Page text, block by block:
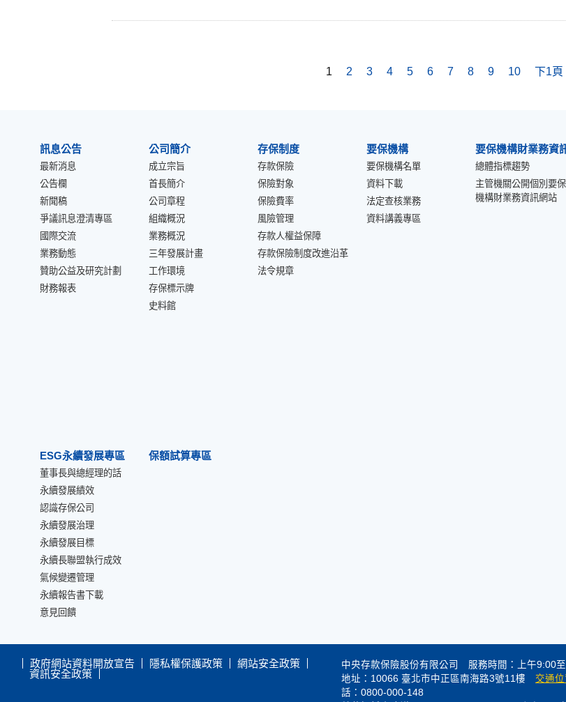
1 2 3 4 5 6 7 8 9 10 下1頁
訊息公告
最新消息
公告欄
新聞稿
爭議訊息澄清專區
國際交流
業務動態
贊助公益及研究計劃
財務報表
公司簡介
成立宗旨
首長簡介
公司章程
組織概況
業務概況
三年發展計畫
工作環境
存保標示牌
史料館
存保制度
存款保險
保險對象
保險費率
風險管理
存款人權益保障
存款保險制度改進沿革
法令規章
要保機構
要保機構名單
資料下載
法定查核業務
資料講義專區
要保機構財業務資
總體指標趨勢
主管機關公開個別要保
機構財業務資訊網站
ESG永續發展專區
董事長與總經理的話
永續發展績效
認識存保公司
永續發展治理
永續發展目標
永續長聯盟執行成效
氣候變遷管理
永續報告書下載
意見回饋
保額試算專區
政府網站資料開放宣告 隱私權保護政策
網站安全政策
資訊安全政策
中央存款保險股份有限公司 服務時間：上午9:00
地址：10066 臺北市中正區南海路3號11樓
交通位
話：0800-000-148